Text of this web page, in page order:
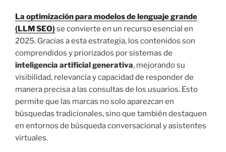
La optimización para modelos de lenguaje grande
(LLM SEO)se convierte en un recurso esencial en
2025. Gracias a esta estrategia, los contenidos son
comprendidos y priorizados por sistemas de
inteligencia artificial generativa, mejorando su
visibilidad, relevancia y capacidad de responder de
manera precisa a las consultas de los usuarios. Esto
permite que las marcas no solo aparezcan en
búsquedas tradicionales, sino que también destaquen
en entornos de búsqueda conversacional y asistentes
virtuales.